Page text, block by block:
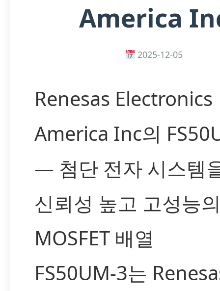
America
2025-12-05
Renesas Electronics
America Inc의
— 첨단 전자 시스템
신뢰성 높고 고성능
MOSFET 배열
FS50UM-3는